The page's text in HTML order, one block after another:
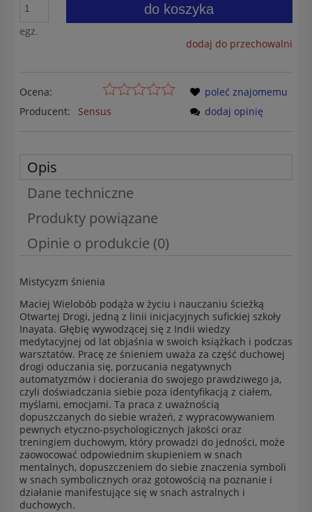
egz.
do koszyka
dodaj do przechowalni
Ocena:
Producent:
Sensus
poleć znajomemu
dodaj opinię
Opis
Dane techniczne
Produkty powiązane
Opinie o produkcie (0)
Mistycyzm śnienia
Maciej Wielobób podąża w życiu i nauczaniu ścieżką
Otwartej Drogi, jedną z linii inicjacyjnych sufickiej szkoły
Inayata. Głębię wywodzącej się z Indii wiedzy
medytacyjnej od lat objaśnia w swoich książkach i podczas
warsztatów. Pracę ze śnieniem uważa za część duchowej
drogi oduczania się, porzucania negatywnych
automatyzmów i docierania do swojego prawdziwego ja,
czyli doświadczania siebie poza identyfikacją z ciałem,
myślami, emocjami. Ta praca z uważnością
dopuszczanych do siebie wrażeń, z wypracowywaniem
pewnych etyczno-psychologicznych jakości oraz
treningiem duchowym, który prowadzi do jedności, może
zaowocować odpowiednim skupieniem w snach
mentalnych, dopuszczeniem do siebie znaczenia symboli
w snach symbolicznych oraz gotowością na poznanie i
działanie manifestujące się w snach astralnych i
duchowych.